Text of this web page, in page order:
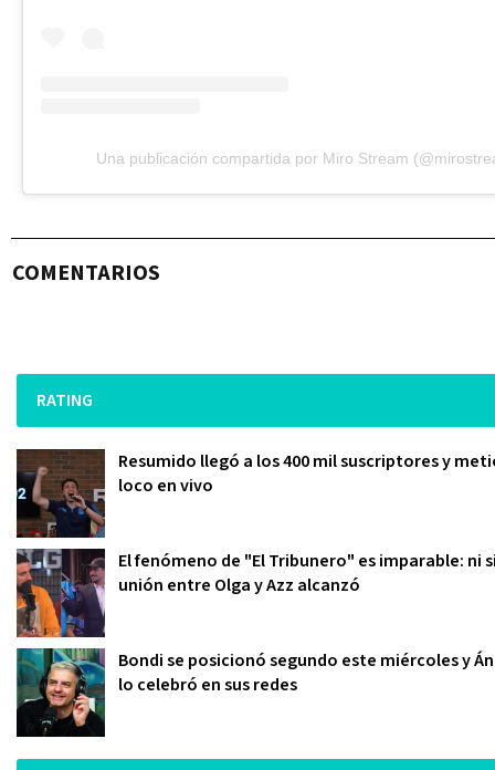
Una publicación compartida por Miro Stream
COMENTARIOS
RATING
Resumido llegó a los 400 mil suscriptores y
loco en vivo
El fenómeno de "El Tribunero" es imparable: ni
unión entre Olga y Azz alcanzó
Bondi se posicionó segundo este miércoles y
lo celebró en sus redes